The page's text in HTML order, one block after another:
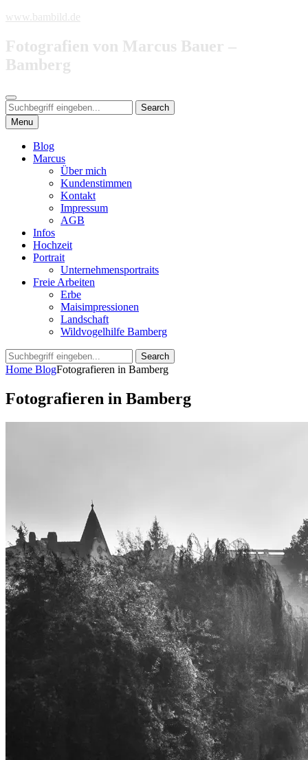
Skip
content
www.bambild.de
Fotografien von Marcus Bauer –
Bamberg
Search
Search
for:
Search
Menu
Blog
Marcus
Über mich
Kundenstimmen
Kontakt
Impressum
AGB
Infos
Hochzeit
Portrait
Unternehmensportraits
Freie Arbeiten
Erbe
Maisimpressionen
Landschaft
Wildvogelhilfe Bamberg
Search
for:
Search
Home BlogFotografieren in Bamberg
Fotografieren in Bamberg